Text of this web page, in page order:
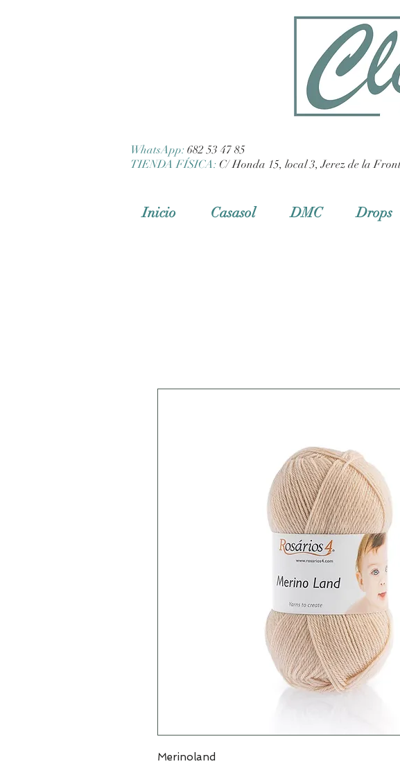
WhatsApp: 682 53 47 85
TIENDA FÍSICA: C/ Honda 15, local 3, Jerez de la
Inicio Casasol DMC Drops
Merinoland